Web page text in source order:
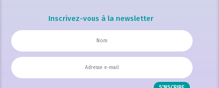
Inscrivez-vous à la newsletter